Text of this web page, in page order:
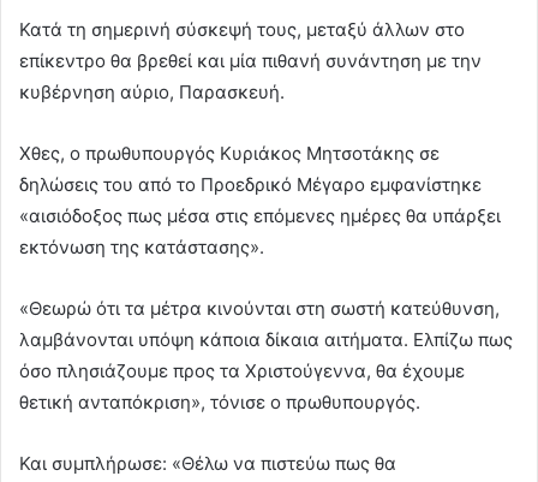
Κατά τη σημερινή σύσκεψή τους, μεταξύ άλλων στο
επίκεντρο θα βρεθεί και μία πιθανή συνάντηση με την
κυβέρνηση αύριο, Παρασκευή.
Χθες, ο πρωθυπουργός Κυριάκος Μητσοτάκης σε
δηλώσεις του από το Προεδρικό Μέγαρο εμφανίστηκε
«αισιόδοξος πως μέσα στις επόμενες ημέρες θα υπάρξει
εκτόνωση της κατάστασης».
«Θεωρώ ότι τα μέτρα κινούνται στη σωστή κατεύθυνση,
λαμβάνονται υπόψη κάποια δίκαια αιτήματα. Ελπίζω πως
όσο πλησιάζουμε προς τα Χριστούγεννα, θα έχουμε
θετική ανταπόκριση», τόνισε ο πρωθυπουργός.
Και συμπλήρωσε: «Θέλω να πιστεύω πως θα